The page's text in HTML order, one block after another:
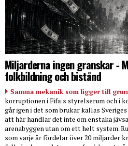
Miljarderna ingen granskar -
folkbildning och bistånd
Samma mekanik som ligger till
korruptionen i Fifa:s styrelserum och i
går igen i det som brukar kallas
att här handlar det inte om enstaka
arenabyggen utan om ett helt system.
som varje år fördelar över 20 miljarder